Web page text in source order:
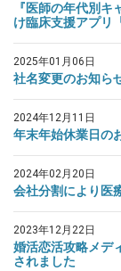
『医師の年代別
け臨床支援アプリ
2025年01月06日
社名変更のお知ら
2024年12月11日
年末年始休業日の
2024年02月20日
会社分割により医
2023年12月22日
婚活恋活攻略メデ
されました